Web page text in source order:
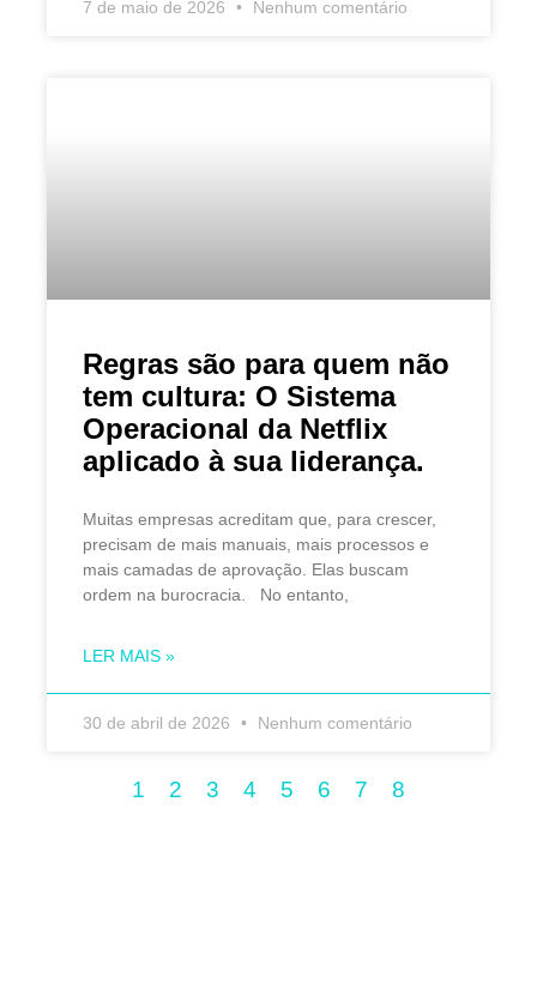
7 de maio de 2026 Nenhum comentário
Regras são para quem não
tem cultura: O Sistema
Operacional da Netflix
aplicado à sua liderança.
Muitas empresas acreditam que, para crescer,
precisam de mais manuais, mais processos e
mais camadas de aprovação. Elas buscam
ordem na burocracia. No entanto,
LER MAIS »
30 de abril de 2026 Nenhum comentário
1 2 3 4 5 6 7 8